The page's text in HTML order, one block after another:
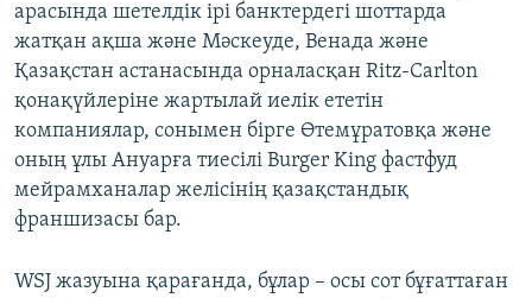
арасында шетелдік ірі банктердегі шоттарда
жатқан ақша және Мәскеуде, Венада және
Қазақстан астанасында орналасқан Ritz-Carlton
қонақүйлеріне жартылай иелік ететін
компаниялар, сонымен бірге Өтемұратовқа және
оның ұлы Ануарға тиесілі Burger King фастфуд
мейрамханалар желісінің қазақстандық
франшизасы бар.
WSJ жазуына қарағанда, бұлар – осы сот бұғаттаған